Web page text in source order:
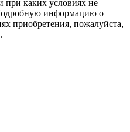
каких условиях не
информацию о
приобретения, пожалуйста,